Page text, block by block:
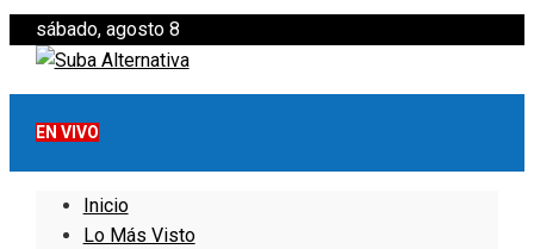
sábado, agosto 8
EN VIVO
Inicio
Lo Más Visto